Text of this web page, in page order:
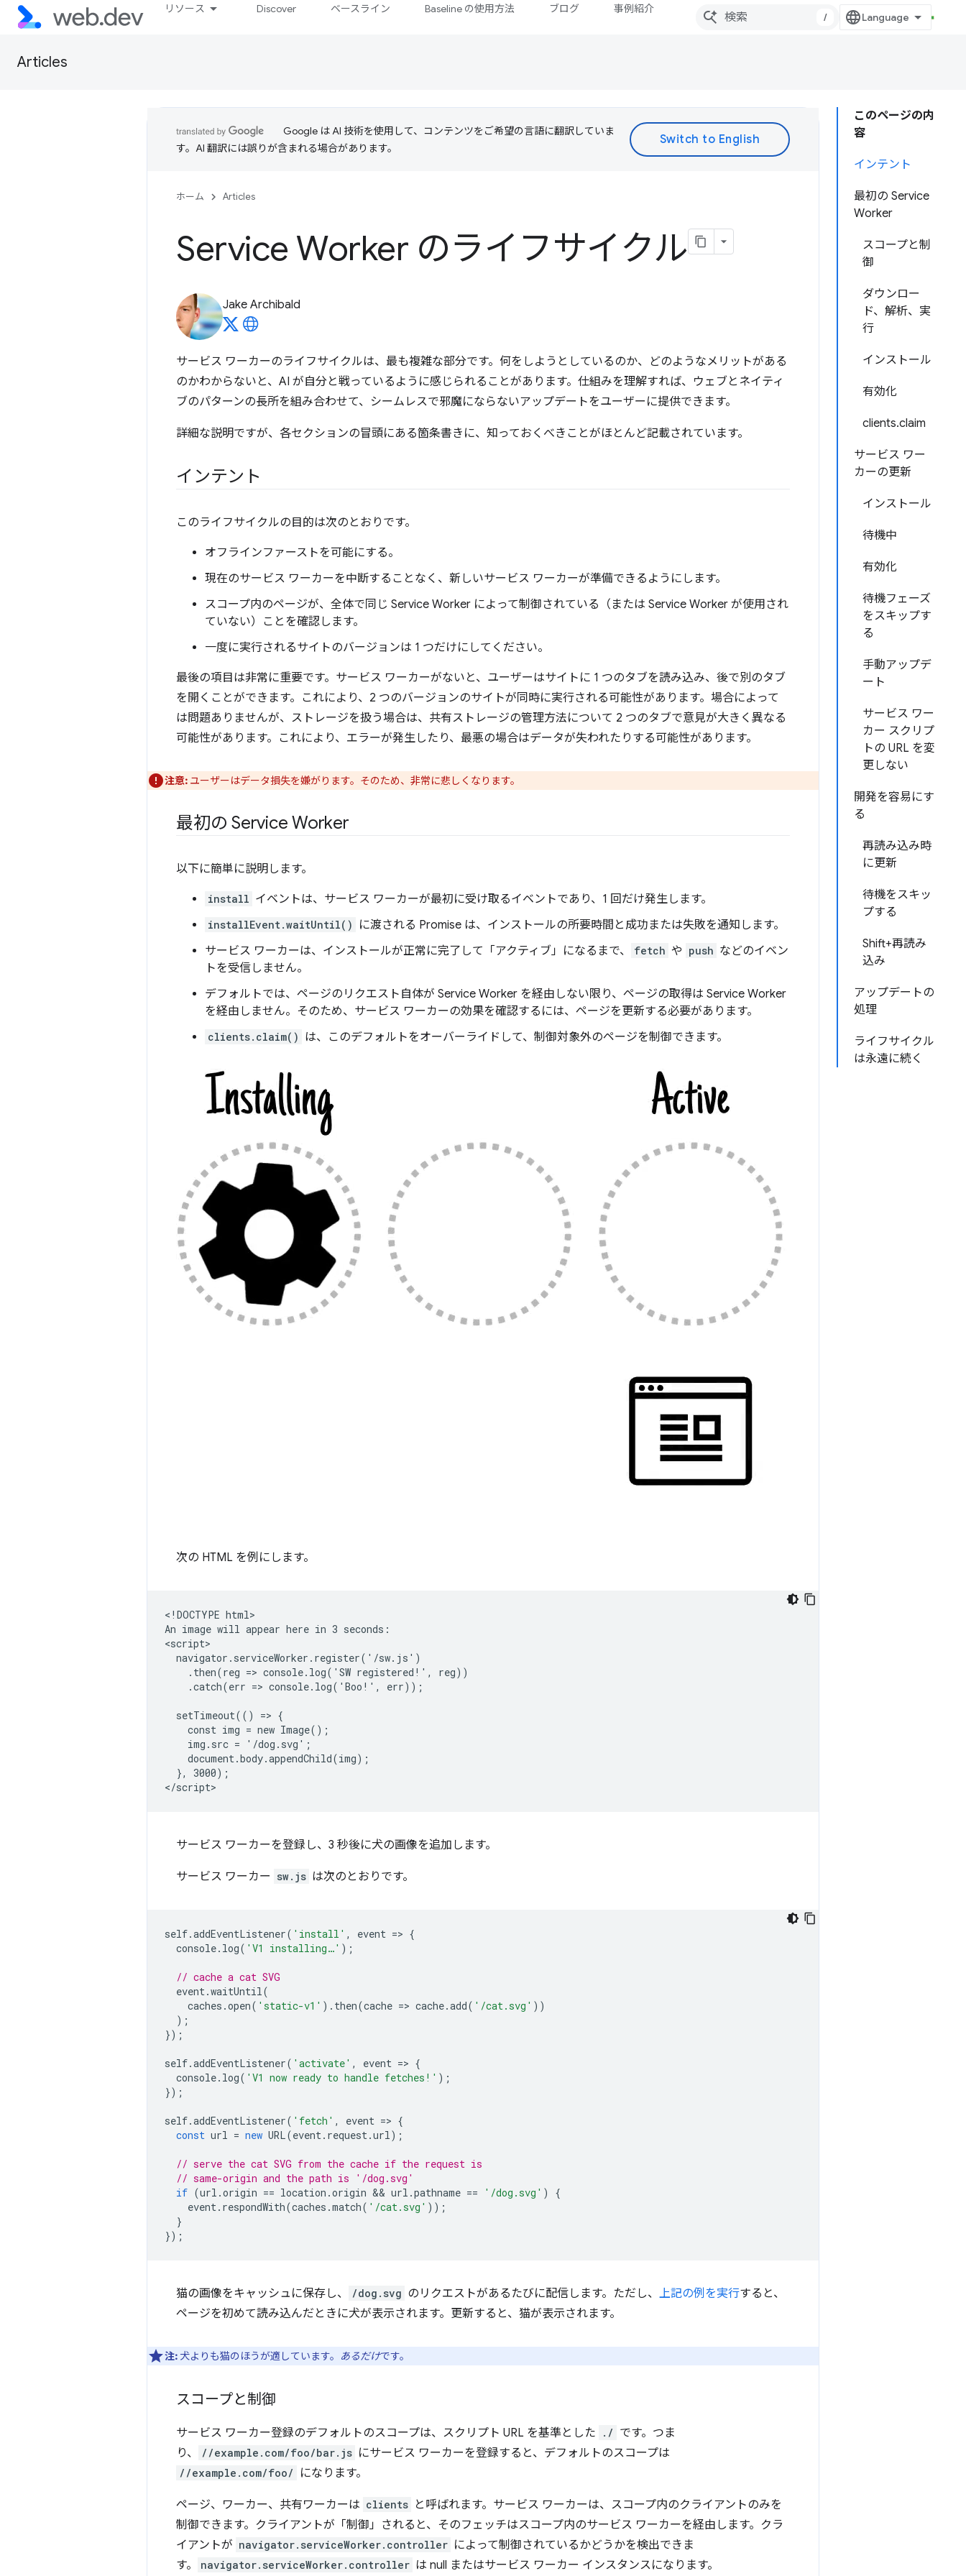
リソース Discover ベースライン Baseline の使用方法 ブログ 事例紹介
/
Articles
このページの内
容
インテント
最初の Service
Worker
スコープと制
御
ダウンロー
ド、解析、実
行
インストール
有効化
clients.claim
サービス ワー
カーの更新
インストール
待機中
有効化
待機フェーズ
をスキップす
る
手動アップデ
ート
サービス ワー
カー スクリプ
トの URL を変
更しない
開発を容易にす
る
再読み込み時
に更新
待機をスキッ
プする
Shift+再読み
込み
アップデートの
処理
ライフサイクル
は永遠に続く
Google は AI 技術を使用して、コンテンツをご希望の言語に翻訳していま
す。AI 翻訳には誤りが含まれる場合があります。
ホーム Articles
Service Worker のライフサイクル
Jake Archibald
サービス ワーカーのライフサイクルは、最も複雑な部分です。何をしようとしているのか、どのようなメリットがある
のかわからないと、AI が自分と戦っているように感じられることがあります。仕組みを理解すれば、ウェブとネイティ
ブのパターンの長所を組み合わせて、シームレスで邪魔にならないアップデートをユーザーに提供できます。
詳細な説明ですが、各セクションの冒頭にある箇条書きに、知っておくべきことがほとんど記載されています。
インテント
このライフサイクルの目的は次のとおりです。
オフラインファーストを可能にする。
現在のサービス ワーカーを中断することなく、新しいサービス ワーカーが準備できるようにします。
スコープ内のページが、全体で同じ Service Worker によって制御されている（または Service Worker が使用され
ていない）ことを確認します。
一度に実行されるサイトのバージョンは 1 つだけにしてください。
最後の項目は非常に重要です。サービス ワーカーがないと、ユーザーはサイトに 1 つのタブを読み込み、後で別のタブ
を開くことができます。これにより、2 つのバージョンのサイトが同時に実行される可能性があります。場合によって
は問題ありませんが、ストレージを扱う場合は、共有ストレージの管理方法について 2 つのタブで意見が大きく異なる
可能性があります。これにより、エラーが発生したり、最悪の場合はデータが失われたりする可能性があります。
注意: ユーザーはデータ損失を嫌がります。そのため、非常に悲しくなります。
最初の Service Worker
以下に簡単に説明します。
install イベントは、サービス ワーカーが最初に受け取るイベントであり、1 回だけ発生します。
installEvent.waitUntil()
に渡される Promise は、インストールの所要時間と成功または失敗を通知します。
サービス ワーカーは、インストールが正常に完了して「アクティブ」になるまで、
fetch や push などのイベン
トを受信しません。
デフォルトでは、ページのリクエスト自体が Service Worker を経由しない限り、ページの取得は Service Worker
を経由しません。そのため、サービス ワーカーの効果を確認するには、ページを更新する必要があります。
clients.claim() は、このデフォルトをオーバーライドして、制御対象外のページを制御できます。
次の HTML を例にします。
<!DOCTYPE html>
An image will appear here in 3 seconds:
<script>
  navigator.serviceWorker.register('/sw.js')
    .then(reg => console.log('SW registered!', reg))
    .catch(err => console.log('Boo!', err));
  setTimeout(() => {
    const img = new Image();
    img.src = '/dog.svg';
    document.body.appendChild(img);
  }, 3000);
サービス ワーカーを登録し、3 秒後に犬の画像を追加します。
サービス ワーカー sw.js は次のとおりです。
self.addEventListener( 'install' , event => {
console. log( 'V1 installing…' );
// cache a cat SVG
event.waitUntil(
caches .open( 'static-v1' ). then(cache => cache.add( '/cat.svg' ))
);
});
self.addEventListener( 'activate' , event => {
console. log( 'V1 now ready to handle fetches!' );
});
self.addEventListener( 'fetch' , event => {
const url = new URL(event. request.url);
// serve the cat SVG from the cache if the request is
// same-origin and the path is '/dog.svg'
if (url .origin == location .origin && url .pathname == '/dog.svg' )
{
event. respondWith(caches .match( '/cat.svg' ));
}
});
猫の画像をキャッシュに保存し、 /dog.svg のリクエストがあるたびに配信します。ただし、 上記の例を実行すると、
ページを初めて読み込んだときに犬が表示されます。更新すると、猫が表示されます。
注: 犬よりも猫のほうが適しています。 あるだけです。
スコープと制御
サービス ワーカー登録のデフォルトのスコープは、スクリプト URL を基準とした ./ です。つま
り、
//example.com/foo/bar.js にサービス ワーカーを登録すると、デフォルトのスコープは
//example.com/foo/ になります。
ページ、ワーカー、共有ワーカーは clients と呼ばれます。サービス ワーカーは、スコープ内のクライアントのみを
制御できます。クライアントが「制御」されると、そのフェッチはスコープ内のサービス ワーカーを経由します。クラ
イアントが navigator.serviceWorker.controller によって制御されているかどうかを検出できま
す。
navigator.serviceWorker.controller は null またはサービス ワーカー インスタンスになります。